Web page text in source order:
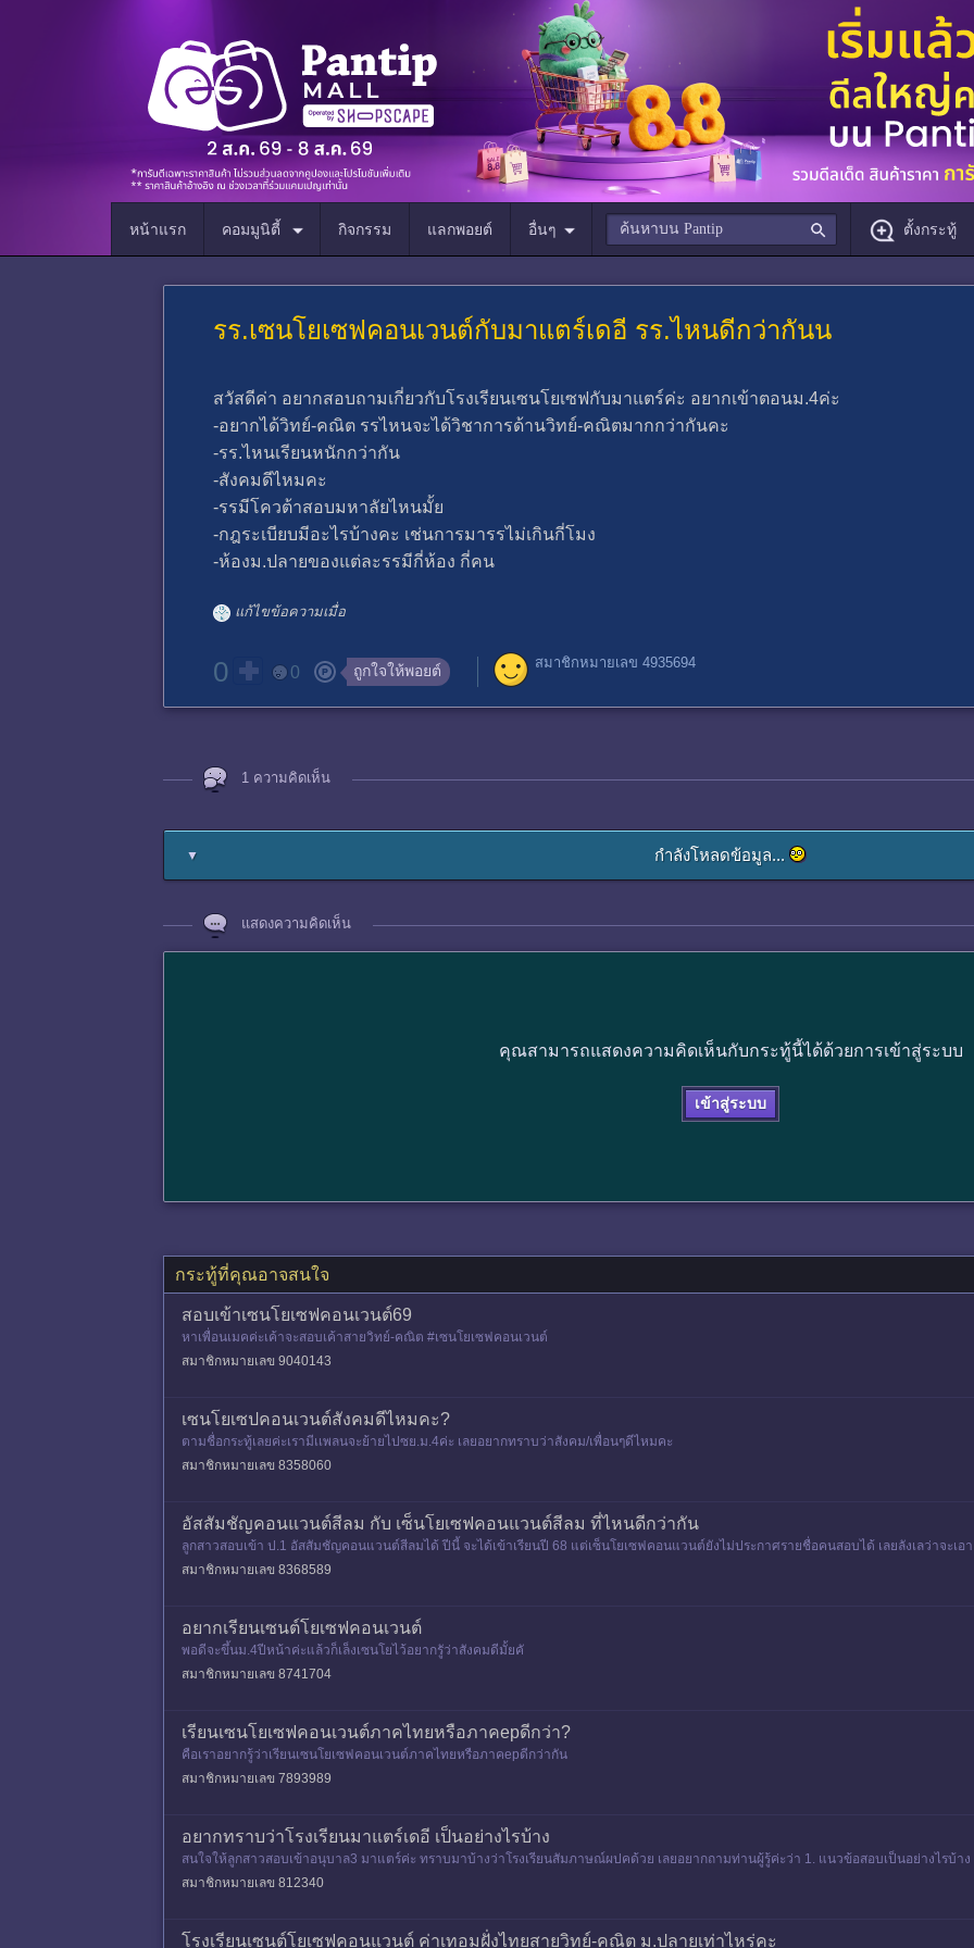
หน้าแรก คอมมูนิตี้ กิจกรรม แลกพอยต์ อื่นๆ ตั้งกระทู้
รร.เซนโยเซฟคอนเวนต์กับมาแตร์เดอี รร.ไหนดีกว่ากันน
สวัสดีค่า อยากสอบถามเกี่ยวกับโรงเรียนเซนโยเซฟกับมาแตร์ค่ะ อยากเข้าตอนม.4ค่ะ
-อยากได้วิทย์-คณิต รรไหนจะได้วิชาการด้านวิทย์-คณิตมากกว่ากันคะ
-รร.ไหนเรียนหนักกว่ากัน
-สังคมดีไหมคะ
-รรมีโควต้าสอบมหาลัยไหนมั้ย
-กฎระเบียบมีอะไรบ้างคะ เช่นการมารรไม่เกินกี่โมง
-ห้องม.ปลายของแต่ละรรมีกี่ห้อง กี่คน
แก้ไขข้อความเมื่อ
0 0 ถูกใจให้พอยต์ สมาชิกหมายเลข 4935694
1 ความคิดเห็น
▼ กำลังโหลดข้อมูล...
แสดงความคิดเห็น
คุณสามารถแสดงความคิดเห็นกับกระทู้นี้ได้ด้วยการเข้าสู่ระบบ
เข้าสู่ระบบ
กระทู้ที่คุณอาจสนใจ
สอบเข้าเซนโยเซฟคอนเวนต์69
หาเพื่อนเมคค่ะเค้าจะสอบเค้าสายวิทย์-คณิต #เซนโยเซฟคอนเวนต์
สมาชิกหมายเลข 9040143
เซนโยเซปคอนเวนต์สังคมดีไหมคะ?
ตามชื่อกระทู้เลยค่ะเรามีเเพลนจะย้ายไปซย.ม.4ค่ะ เลยอยากทราบว่าสังคม/เพื่อนๆดีไหมคะ
สมาชิกหมายเลข 8358060
อัสสัมชัญคอนแวนต์สีลม กับ เซ็นโยเซฟคอนแวนต์สีลม ที่ไหนดีกว่ากัน
ลูกสาวสอบเข้า ป.1 อัสสัมชัญคอนแวนต์สีลมได้ ปีนี้ จะได้เข้าเรียนปี 68 แต่เซ็นโยเซฟคอนแวนต์ยังไม่ประกาศรายชื่อคนสอบได้ เลยลังเลว่าจะเอ
ระกาศผล)
สมาชิกหมายเลข 8368589
อยากเรียนเซนต์โยเซฟคอนเวนต์
พอดีจะขึ้นม.4ปีหน้าค่ะแล้วก็เล็งเซนโยไว้อยากรูัว่าสังคมดีมั้ยคั
สมาชิกหมายเลข 8741704
เรียนเซนโยเซฟคอนเวนต์ภาคไทยหรือภาคepดีกว่า?
คือเราอยากรู้ว่าเรียนเซนโยเซฟคอนเวนต์ภาคไทยหรือภาคepดีกว่ากัน
สมาชิกหมายเลข 7893989
อยากทราบว่าโรงเรียนมาแตร์เดอี เป็นอย่างไรบ้าง
สนใจให้ลูกสาวสอบเข้าอนุบาล3 มาแตร์ค่ะ ทราบมาบ้างว่าโรงเรียนสัมภาษณ์ผปคด้วย เลยอยากถามท่านผู้รู้ค่ะว่า 1. แนวข้อสอบเป็นอย่างไรบ้
นัย 2. แนวคำถามสอบส
สมาชิกหมายเลข 812340
โรงเรียนเซนต์โยเซฟคอนแวนต์ ค่าเทอมฝั่งไทยสายวิทย์-คณิต ม.ปลายเท่าไหร่คะ